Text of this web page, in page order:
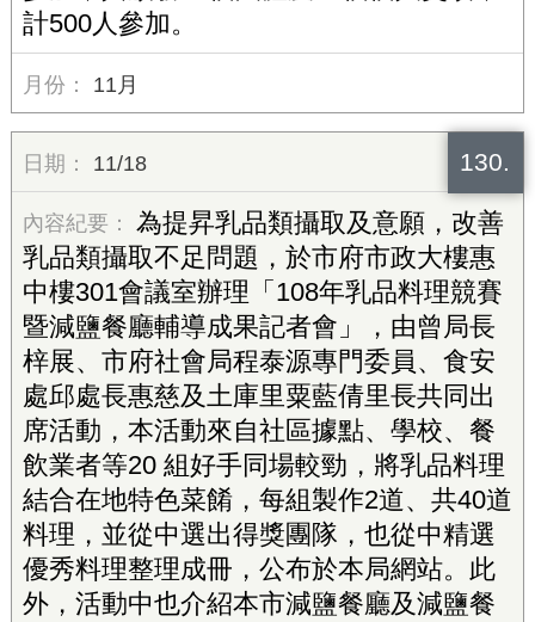
計500人參加。
11月
130.
11/18
為提昇乳品類攝取及意願，改善
乳品類攝取不足問題，於市府市政大樓惠
中樓301會議室辦理「108年乳品料理競賽
暨減鹽餐廳輔導成果記者會」，由曾局長
梓展、市府社會局程泰源專門委員、食安
處邱處長惠慈及土庫里粟藍倩里長共同出
席活動，本活動來自社區據點、學校、餐
飲業者等20 組好手同場較勁，將乳品料理
結合在地特色菜餚，每組製作2道、共40道
料理，並從中選出得獎團隊，也從中精選
優秀料理整理成冊，公布於本局網站。此
外，活動中也介紹本市減鹽餐廳及減鹽餐